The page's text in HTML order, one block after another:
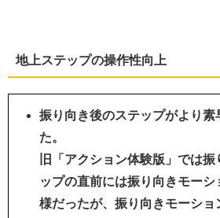
地上ステップの操作性向上
振り向き後のステップがより素
た。
旧「アクション体験版」では
ップの直前には振り向きモー
様だったが、振り向きモーショ